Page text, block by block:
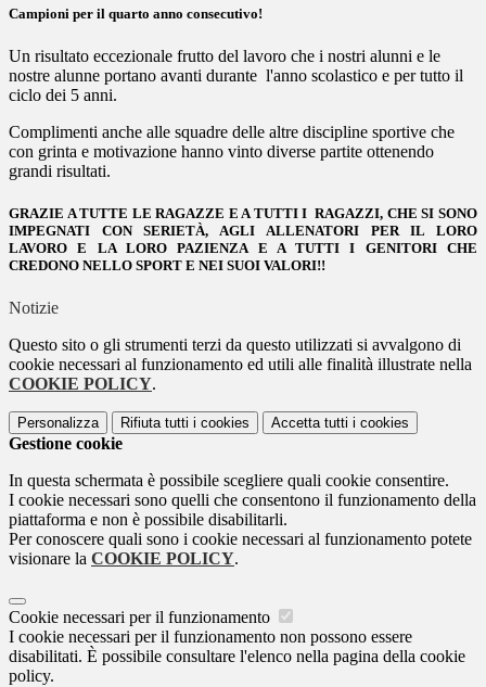
Campioni per il quarto anno consecutivo!
Un risultato eccezionale frutto del lavoro che i nostri alunni e le
nostre alunne portano avanti durante l'anno scolastico e per tutto il
ciclo dei 5 anni.
Complimenti anche alle squadre delle altre discipline sportive che
con grinta e motivazione hanno vinto diverse partite ottenendo
grandi risultati.
GRAZIE A TUTTE LERAGAZZE E A TUTTI IRAGAZZI, CHE SI SONO
IMPEGNATI CON SERIETÀ, AGLI ALLENATORI
PER IL LORO
LAVORO E LA LORO PAZIENZA E A TUTTI I GENITORICHE
CREDONO NELLO SPORT E NEI SUOI VALORI!!
Notizie
Questo sito o gli strumenti terzi da questo utilizzati si avvalgono di
cookie necessari al funzionamento ed utili alle finalità illustrate nella
COOKIE POLICY.
Personalizza Rifiuta tutti i cookies Accetta tutti i cookies
Gestione cookie
In questa schermata è possibile scegliere quali cookie consentire.
I cookie necessari sono quelli che consentono il funzionamento della
piattaforma e non è possibile disabilitarli.
Per conoscere quali sono i cookie necessari al funzionamento potete
visionare la COOKIE POLICY.
Cookie necessari per il funzionamento
I cookie necessari per il funzionamento non possono essere
disabilitati. È possibile consultare l'elenco nella pagina della cookie
policy.